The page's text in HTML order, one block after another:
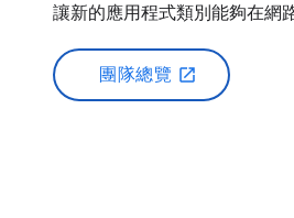
讓新的應用程式類別能夠在網
團隊總覽 open_in_new